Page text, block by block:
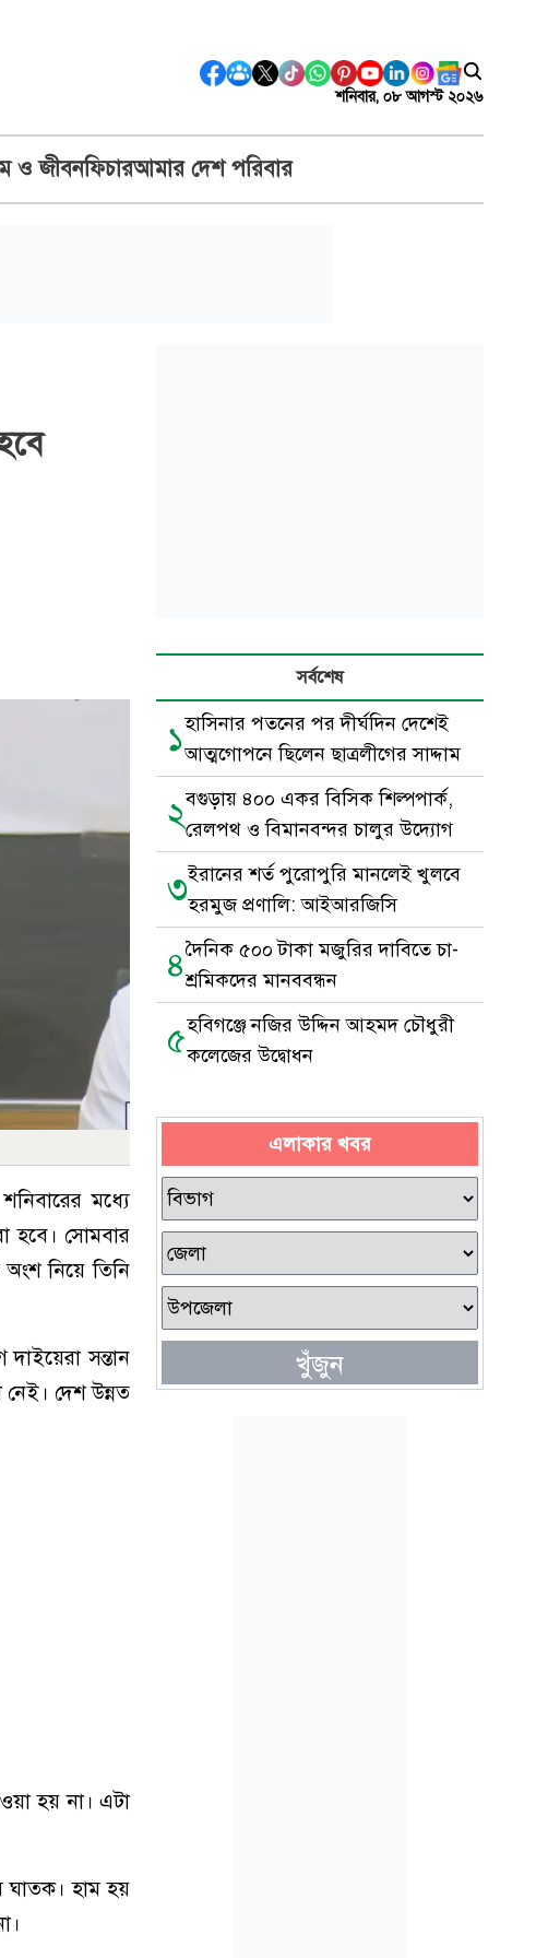
শনিবার, ০৮ আগস্ট ২০২৬
ও জীবনফিচারআমার দেশ পরিবার
মধ্যে
হবে। সোমবার
নিয়ে তিনি
দাইয়েরা সন্তান
নেই। দেশ উন্নত
হয় না। এটা
ঘাতক। হাম হয়
সর্বশেষ
১হাসিনার পতনের পর দীর্ঘদিন দেশেই
আত্মগোপনে ছিলেন ছাত্রলীগের সাদ্দাম
২বগুড়ায় ৪০০ একর বিসিক শিল্পপার্ক,
রেলপথ ও বিমানবন্দর চালুর উদ্যোগ
৩ইরানের শর্ত পুরোপুরি মানলেই খুলবে
হরমুজ প্রণালি: আইআরজিসি
৪দৈনিক ৫০০ টাকা মজুরির দাবিতে চা-
শ্রমিকদের মানববন্ধন
৫হবিগঞ্জে নজির উদ্দিন আহমদ চৌধুরী
কলেজের উদ্বোধন
এলাকার খবর
খুঁজুন